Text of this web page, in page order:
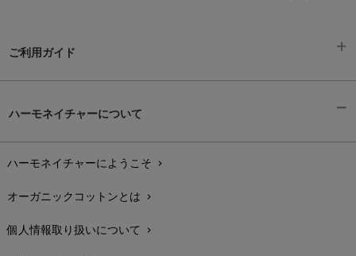
ご利用ガイド
配送と送料chevron_right
在庫状況と発送予定chevron_right
サイズ・寸法chevron_right
ハーモネイチャーについて
ハーモネイチャーにようこそ chevron_right
オーガニックコットンとは chevron_right
個人情報取り扱いについて chevron_right